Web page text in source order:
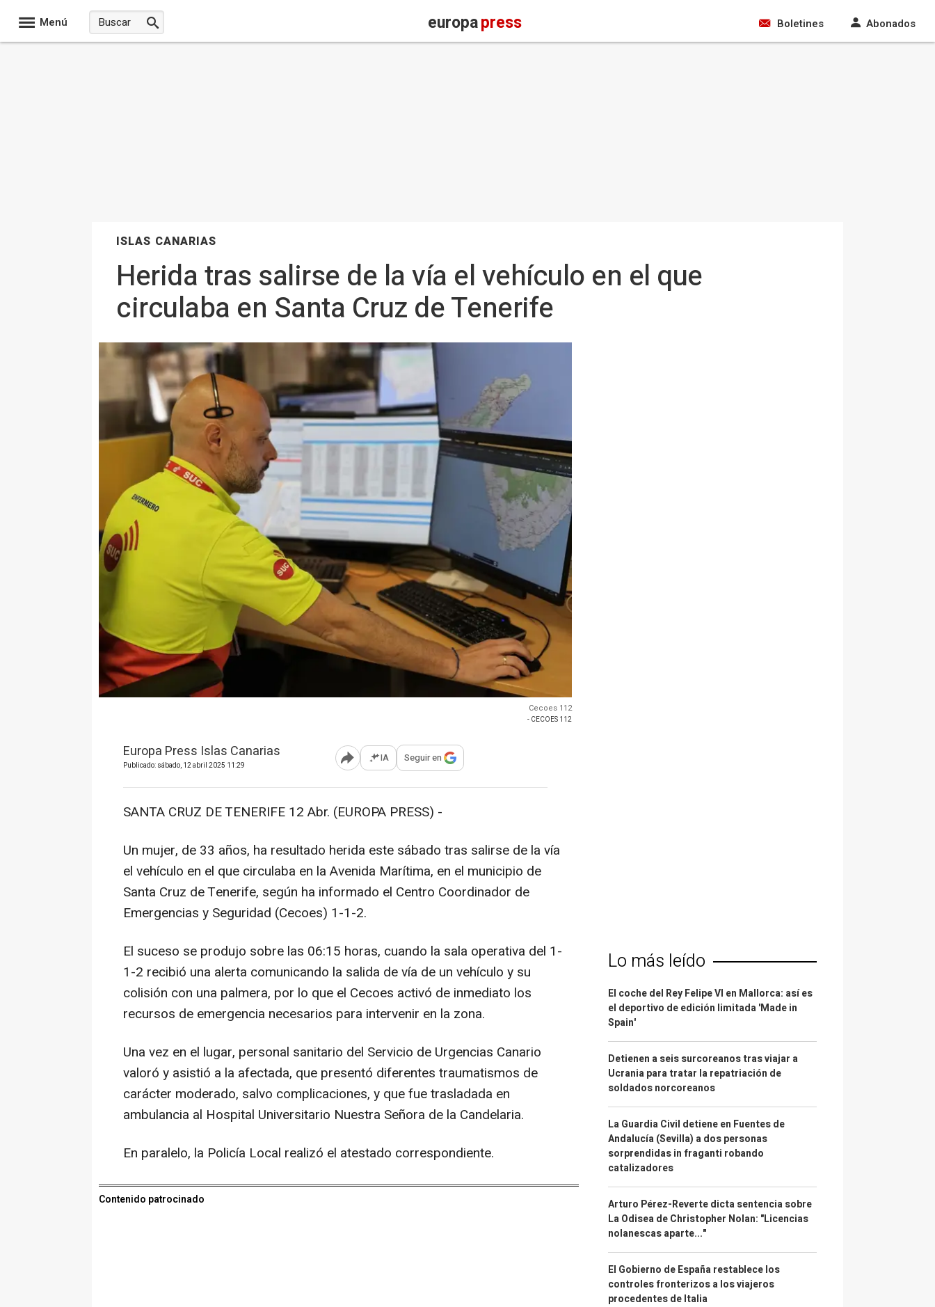
Menú europapress Boletines Abonados
ISLAS CANARIAS
Herida tras salirse de la vía el vehículo en el que
circulaba en Santa Cruz de Tenerife
Cecoes 112
- CECOES 112
Europa Press Islas Canarias
Publicado: sábado, 12 abril 2025 11:29 Abrir opciones para compartir
IA Seguir en
SANTA CRUZ DE TENERIFE 12 Abr. (EUROPA PRESS) -
Un mujer, de 33 años, ha resultado herida este sábado tras salirse de la vía
el vehículo en el que circulaba en la Avenida Marítima, en el municipio de
Santa Cruz de Tenerife, según ha informado el Centro Coordinador de
Emergencias y Seguridad (Cecoes) 1-1-2.
El suceso se produjo sobre las 06:15 horas, cuando la sala operativa del 1-
1-2 recibió una alerta comunicando la salida de vía de un vehículo y su
colisión con una palmera, por lo que el Cecoes activó de inmediato los
recursos de emergencia necesarios para intervenir en la zona.
Una vez en el lugar, personal sanitario del Servicio de Urgencias Canario
valoró y asistió a la afectada, que presentó diferentes traumatismos de
carácter moderado, salvo complicaciones, y que fue trasladada en
ambulancia al Hospital Universitario Nuestra Señora de la Candelaria.
En paralelo, la Policía Local realizó el atestado correspondiente.
Contenido patrocinado
Lo más leído
El coche del Rey Felipe VI en Mallorca: así es
el deportivo de edición limitada 'Made in
Spain'
Detienen a seis surcoreanos tras viajar a
Ucrania para tratar la repatriación de
soldados norcoreanos
La Guardia Civil detiene en Fuentes de
Andalucía (Sevilla) a dos personas
sorprendidas in fraganti robando
catalizadores
Arturo Pérez-Reverte dicta sentencia sobre
La Odisea de Christopher Nolan: "Licencias
nolanescas aparte..."
El Gobierno de España restablece los
controles fronterizos a los viajeros
procedentes de Italia